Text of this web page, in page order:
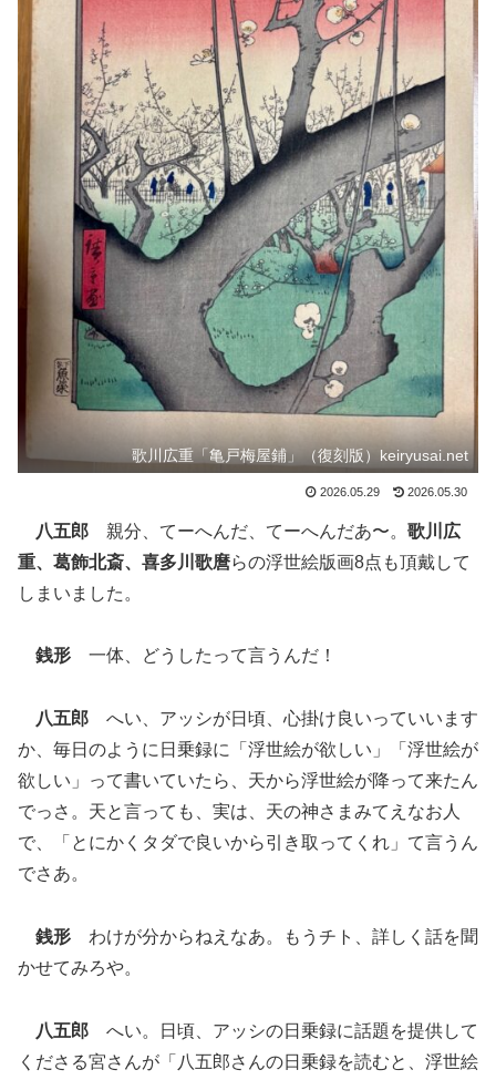
歌川広重「亀戸梅屋鋪」（復刻版）keiryusai.net
2026.05.29 2026.05.30
八五郎 親分、てーへんだ、てーへんだあ〜。 歌川広
重、葛飾北斎、喜多川歌麿らの浮世絵版画8点も頂戴して
しまいました。
銭形 一体、どうしたって言うんだ！
八五郎 へい、アッシが日頃、心掛け良いっていいます
か、毎日のように日乗録に「浮世絵が欲しい」「浮世絵が
欲しい」って書いていたら、天から浮世絵が降って来たん
でっさ。天と言っても、実は、天の神さまみてえなお人
で、「とにかくタダで良いから引き取ってくれ」て言うん
でさあ。
銭形 わけが分からねえなあ。もうチト、詳しく話を聞
かせてみろや。
八五郎 へい。日頃、アッシの日乗録に話題を提供して
くださる宮さんが「八五郎さんの日乗録を読むと、浮世絵